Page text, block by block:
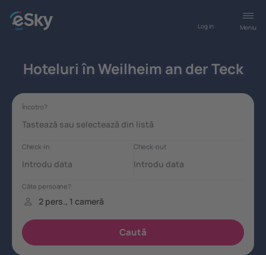
Meniu
Log in
Hoteluri în Weilheim an der Teck